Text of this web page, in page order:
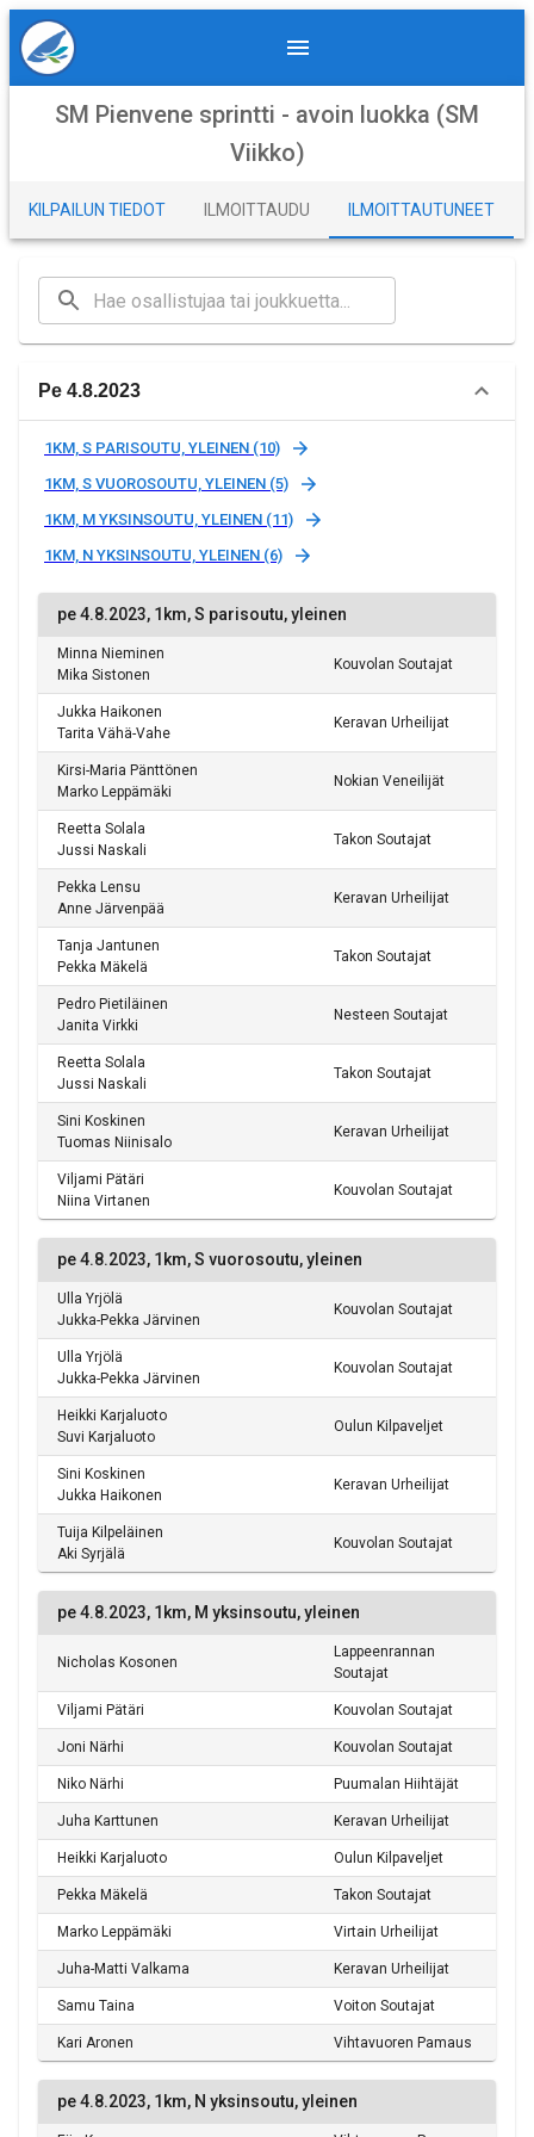
SM Pienvene sprintti - avoin luokka (SM
Viikko)
KILPAILUN TIEDOT ILMOITTAUDU ILMOITTAUTUNEET
Pe 4.8.2023
1KM, S PARISOUTU, YLEINEN (10)
1KM, S VUOROSOUTU, YLEINEN (5)
1KM, M YKSINSOUTU, YLEINEN (11)
1KM, N YKSINSOUTU, YLEINEN (6)
pe 4.8.2023, 1km, S parisoutu, yleinen
Minna Nieminen
Mika Sistonen
Kouvolan Soutajat
Jukka Haikonen
Tarita Vähä-Vahe
Keravan Urheilijat
Kirsi-Maria Pänttönen
Marko Leppämäki
Nokian Veneilijät
Reetta Solala
Jussi Naskali
Takon Soutajat
Pekka Lensu
Anne Järvenpää
Keravan Urheilijat
Tanja Jantunen
Pekka Mäkelä
Takon Soutajat
Pedro Pietiläinen
Janita Virkki
Nesteen Soutajat
Reetta Solala
Jussi Naskali
Takon Soutajat
Sini Koskinen
Tuomas Niinisalo
Keravan Urheilijat
Viljami Pätäri
Niina Virtanen
Kouvolan Soutajat
pe 4.8.2023, 1km, S vuorosoutu, yleinen
Ulla Yrjölä
Jukka-Pekka Järvinen
Kouvolan Soutajat
Ulla Yrjölä
Jukka-Pekka Järvinen
Kouvolan Soutajat
Heikki Karjaluoto
Suvi Karjaluoto
Oulun Kilpaveljet
Sini Koskinen
Jukka Haikonen
Keravan Urheilijat
Tuija Kilpeläinen
Aki Syrjälä
Kouvolan Soutajat
pe 4.8.2023, 1km, M yksinsoutu, yleinen
Nicholas Kosonen
Lappeenrannan
Soutajat
Viljami Pätäri Kouvolan Soutajat
Joni Närhi Kouvolan Soutajat
Niko Närhi Puumalan Hiihtäjät
Juha Karttunen Keravan Urheilijat
Heikki Karjaluoto Oulun Kilpaveljet
Pekka Mäkelä Takon Soutajat
Marko Leppämäki Virtain Urheilijat
Juha-Matti Valkama Keravan Urheilijat
Samu Taina Voiton Soutajat
Kari Aronen Vihtavuoren Pamaus
pe 4.8.2023, 1km, N yksinsoutu, yleinen